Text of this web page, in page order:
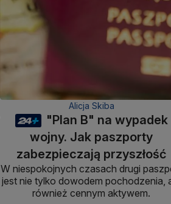
Alicja Skiba
"Plan B" na wypadek
wojny. Jak paszporty
zabezpieczają przyszłość
W niespokojnych czasach drugi
jest nie tylko dowodem pochodzenia,
również cennym aktywem.